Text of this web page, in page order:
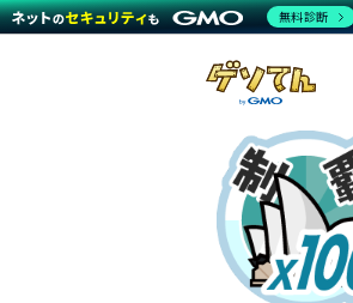
無料診断